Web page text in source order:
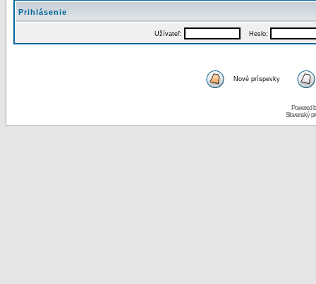
Prihlásenie
Užívateľ: Heslo:
Nové príspevky
Powered
Slovenský